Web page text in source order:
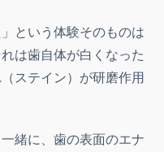
という体験そのものは
は歯自体が白くなった
ステイン）が研磨作用
緒に、歯の表面のエナ